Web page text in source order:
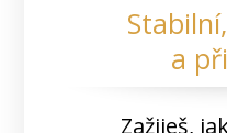
a
Zažiješ,